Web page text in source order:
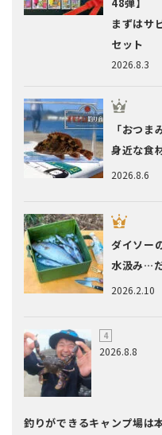
2026.8.3
まずはサ
セット
2026.8.6
「おつ
身近な食
2026.2.10
ダイソー
水汲み…
2026.8.8
釣りができるキャンプ場は